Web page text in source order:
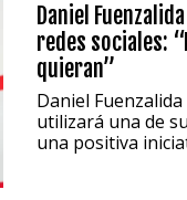
Daniel
redes sociales:
quieran”
Daniel
utilizará una de
una positiva